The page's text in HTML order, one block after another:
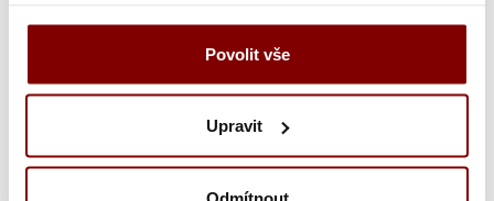
Povolit vše
Upravit
Odmítnout
Skladom
Kariban K549 dámska košeľa dlhý rukáv svetlo modrá
Cena:21,43 € s DPH